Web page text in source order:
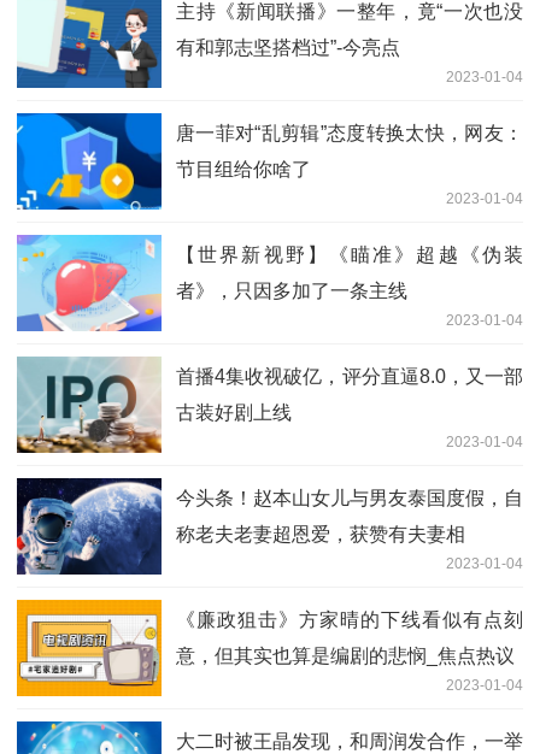
主持《新闻联播》一整年，竟“一次也没
有和郭志坚搭档过”-今亮点
2023-01-04
唐一菲对“乱剪辑”态度转换太快，网友：
节目组给你啥了
2023-01-04
【世界新视野】《瞄准》超越《伪装
者》，只因多加了一条主线
2023-01-04
首播4集收视破亿，评分直逼8.0，又一部
古装好剧上线
2023-01-04
今头条！赵本山女儿与男友泰国度假，自
称老夫老妻超恩爱，获赞有夫妻相
2023-01-04
《廉政狙击》方家晴的下线看似有点刻
意，但其实也算是编剧的悲悯_焦点热议
2023-01-04
大二时被王晶发现，和周润发合作，一举